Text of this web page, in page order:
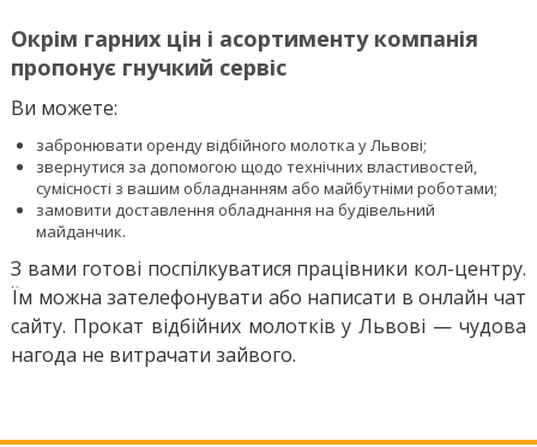
Окрім гарних цін і асортименту компанія
пропонує гнучкий сервіс
Ви можете:
забронювати оренду відбійного молотка у Львові;
звернутися за допомогою щодо технічних властивостей,
сумісності з вашим обладнанням або майбутніми роботами;
замовити доставлення обладнання на будівельний
майданчик.
З вами готові поспілкуватися працівники кол-центру.
Їм можна зателефонувати або написати в онлайн чат
сайту. Прокат відбійних молотків у Львові — чудова
нагода не витрачати зайвого.